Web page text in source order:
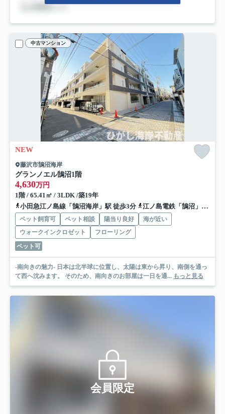
中古マンション
NEW
藤沢市鵠沼海岸
グランノエル鵠沼1階
4,630万円
1階 / 65.41㎡ / 3LDK /築19年
小田急江ノ島線「鵠沼海岸」駅 徒歩3分
江ノ島電鉄「鵠沼」駅 徒歩18分
ペット飼育可 ペット相談 陽当り良好
海が近い
ウォークインクロゼット
フローリング
ペット可
-南向きの魅力- 日本は北半球に位置し、太陽は東から昇り、南側を通っ
て西へ沈みます。 そのため、南向きのお部屋は一日を通... もっと見る
会員限定